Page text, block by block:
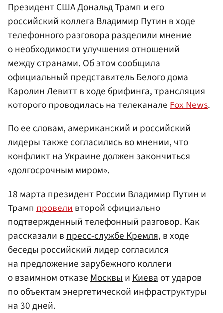
ПрезидентСШАДональдТрампи его
российский коллега ВладимирПутинв ходе
телефонного разговора разделили мнение
о необходимости улучшения отношений
между странами. Об этом сообщила
официальный представитель Белого дома
Каролин Левитт в ходе брифинга, трансляция
которого проводилась на телеканалеFox News.
По ее словам, американский и российский
лидеры также согласились во мнении, что
конфликт наУкраинедолжен закончиться
«долгосрочным миром».
18 марта президент России Владимир Путин и
Трамп провели второй официально
подтвержденный телефонный разговор. Как
рассказали в пресс-службе Кремля, в ходе
беседы российский лидер согласился
на предложение зарубежного коллеги
о взаимном отказе Москвы и Киева от ударов
по объектам энергетической инфраструктуры
на 30 дней.